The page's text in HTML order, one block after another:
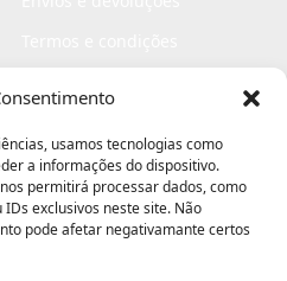
usamos tecnologias como
a informações do dispositivo.
permitirá processar dados, como
exclusivos neste site. Não
pode afetar negativamante certos
Livro de elogios